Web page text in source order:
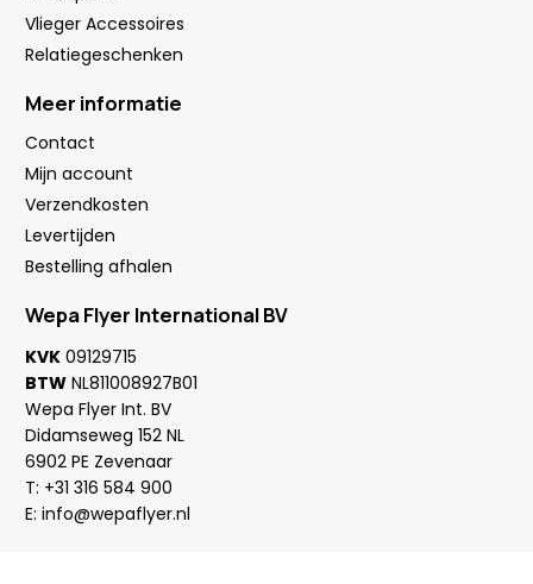
Vlieger Accessoires
Relatiegeschenken
Meer informatie
Contact
Mijn account
Verzendkosten
Levertijden
Bestelling afhalen
Wepa Flyer International BV
KVK 09129715
BTW NL811008927B01
Wepa Flyer Int. BV
Didamseweg 152 NL
6902 PE Zevenaar
T: +31 316 584 900
E: info@wepaflyer.nl